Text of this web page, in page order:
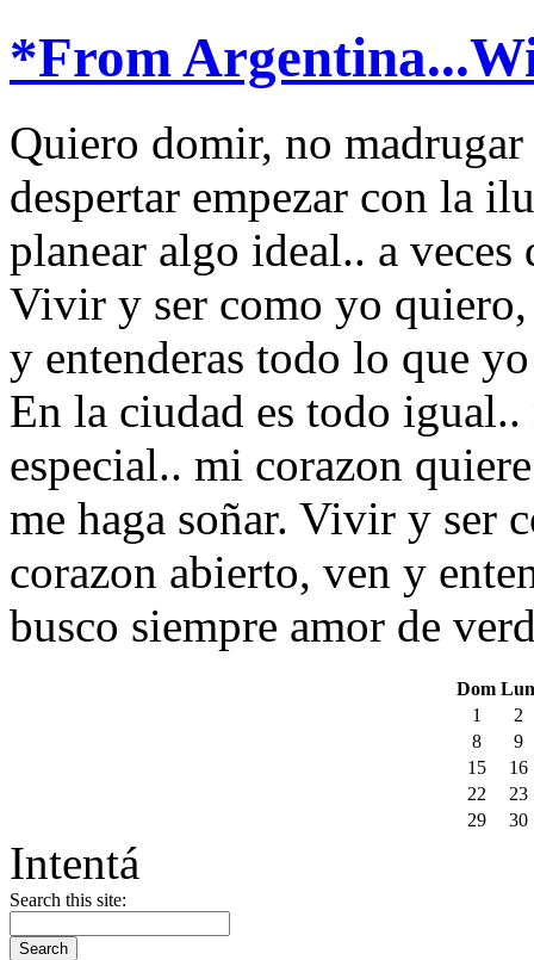
*From
Quiero domir, no madrugar
despertar empezar con la
planear algo ideal.. a
Vivir y ser como yo
y entenderas todo lo que
En la ciudad es todo
especial.. mi corazon
me haga soñar. Vivir y ser
corazon abierto, ven y
busco siempre amor de
Dom Lun
1
2
8
9
15
16
22
23
29
30
Intentá
Search this site: